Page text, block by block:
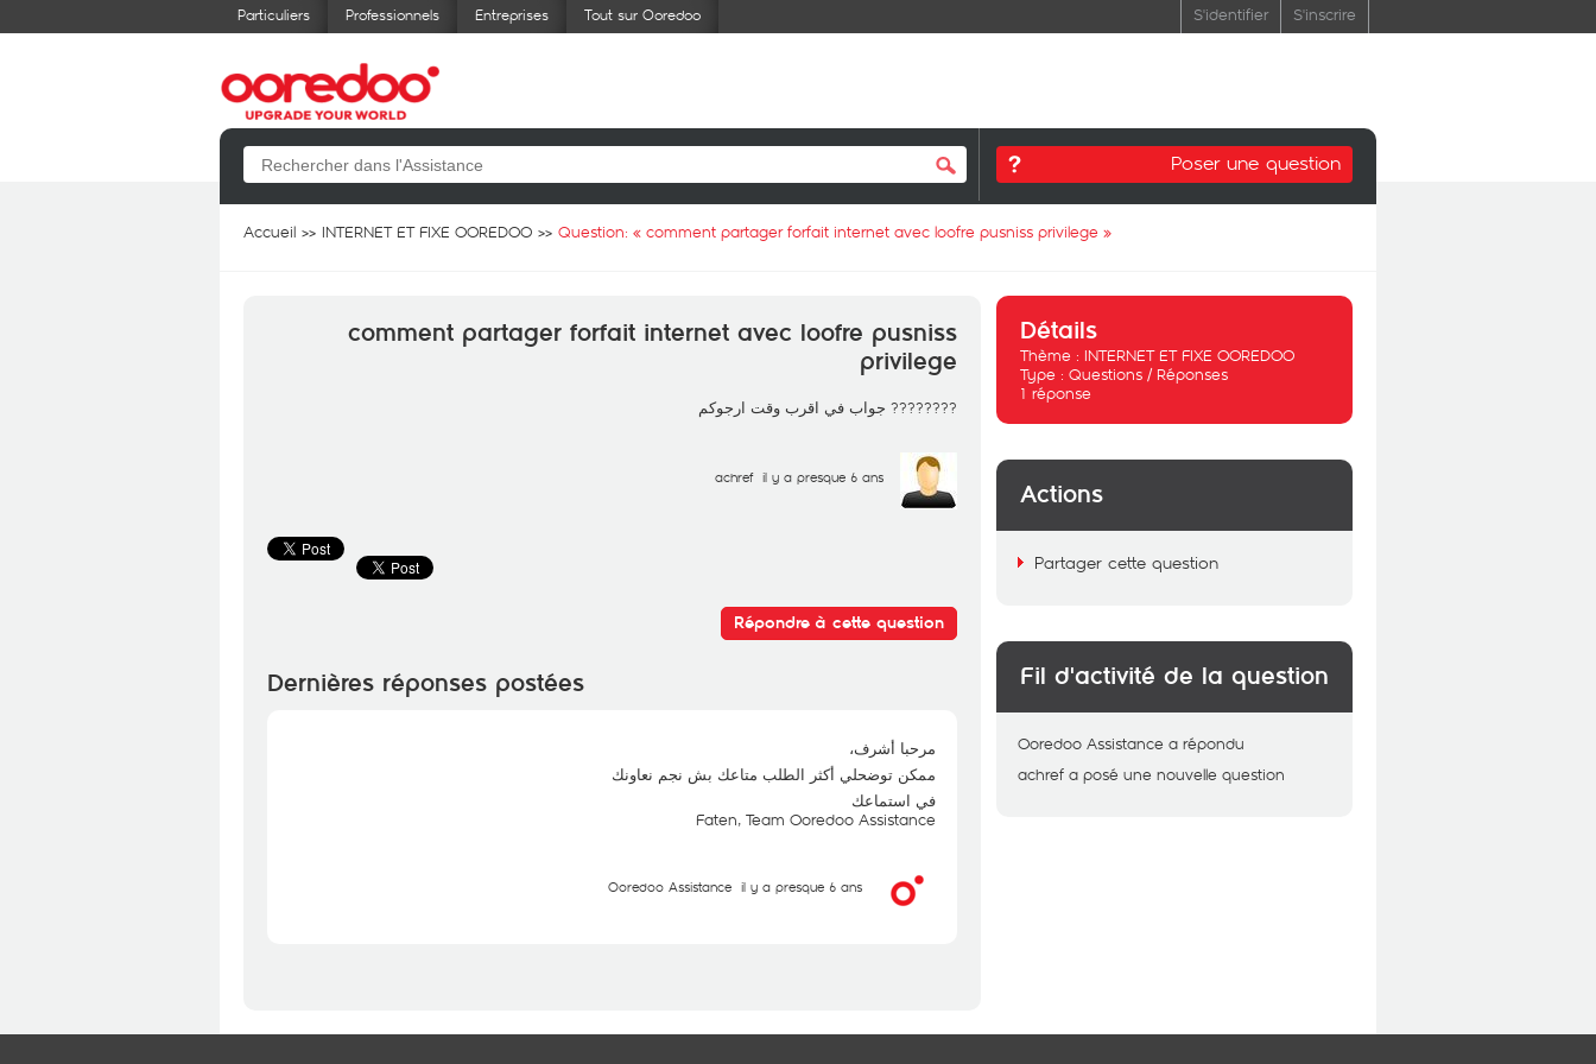
Particuliers Professionnels Entreprises Tout sur Ooredoo S'identifier S'inscrire
Poser une question
Accueil INTERNET ET FIXE OOREDOO Question: « comment partager forfait internet avec loofre pusniss privilege »
comment partager forfait internet avec loofre pusniss
privilege
???????? جواب في اقرب وقت ارجوكم
achref il y a presque 6 ans
Répondre à cette question
Dernières réponses postées
مرحبا أشرف،
ممكن توضحلي أكثر الطلب متاعك بش نجم نعاونك
في استماعك
Faten, Team Ooredoo Assistance
Ooredoo Assistance il y a presque 6 ans
Détails
Thème : INTERNET ET FIXE OOREDOO
Type : Questions / Réponses
1 réponse
Actions
Partager cette question
Fil d'activité de la question
Ooredoo Assistance a répondu
achref a posé une nouvelle question